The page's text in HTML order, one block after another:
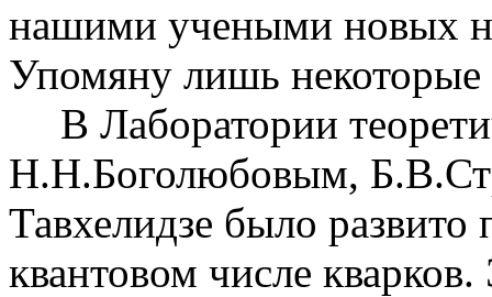
нашими учеными новых
Упомяну лишь некоторые
В Лаборатории
Н.Н.Боголюбовым,
Тавхелидзе было развито
квантовом числе